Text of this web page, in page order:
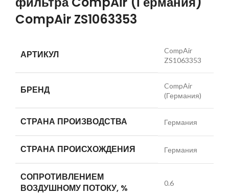
CompAir ZS1063353
АРТИКУЛ
CompAir
ZS1063353
БРЕНД
CompAir
(Германия)
СТРАНА ПРОИЗВОДСТВА Германия
СТРАНА ПРОИСХОЖДЕНИЯ Германия
СОПРОТИВЛЕНИЕМ
ВОЗДУШНОМУ ПОТОКУ, %
0.6